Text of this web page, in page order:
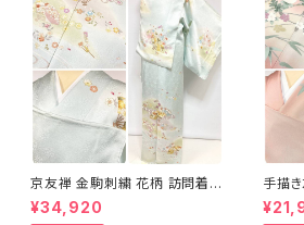
京友禅 金駒刺繍 花柄 訪問着
正絹 水色 黄緑 パステルカラー
アイスグリーン 1433
¥34,920
手描
袷 正
ム 白